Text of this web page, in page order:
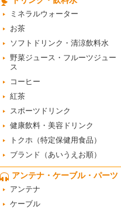
ミネラルウォーター
お茶
ソフトドリンク・清涼飲料水
野菜ジュース・フルーツジュー
ス
コーヒー
紅茶
スポーツドリンク
健康飲料・美容ドリンク
トクホ（特定保健用食品）
ブランド（あいうえお順）
アンテナ・ケーブル・パーツ
アンテナ
ケーブル